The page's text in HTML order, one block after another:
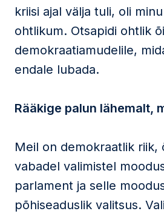
kriisi ajal välja tuli, oli
ohtlikum. Otsapidi ohtlik
demokraatiamudelile,
endale lubada.
Rääkige palun lähemalt,
Meil on demokraatlik riik,
vabadel valimistel
parlament ja selle
põhiseaduslik valitsus.